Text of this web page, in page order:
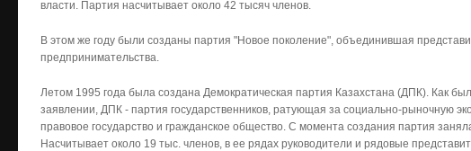
власти. Партия насчитывает около 42 тысяч членов.
В этом же году были созданы партия "Новое поколение", объединившая
предпринимательства.
Летом 1995 года была создана Демократическая партия Казахстана (ДПК). Как
заявлении, ДПК - партия государственников, ратующая за социально-рыночную
правовое государство и гражданское общество. С момента создания партия
Насчитывает около 19 тыс. членов, в ее рядах руководители и рядовые